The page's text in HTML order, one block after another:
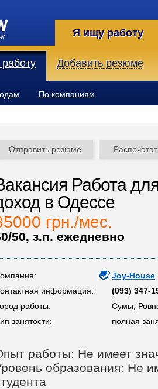
Я ищу работу
Добавить резюме
По компаниям
Отправить резюме
Работа
в Одессе
грн./мес.
50, з.п. ежедневно
Joy-House
информация:
(093) 347-
работы:
Сумы,
занятости:
полная
работы: Не имеет
образования: Не